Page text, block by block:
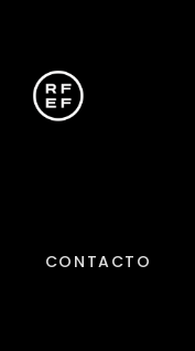
CONTACTO